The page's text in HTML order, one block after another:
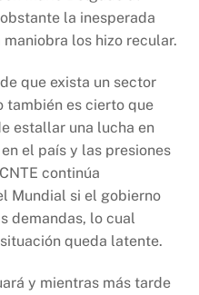
la inesperada
los hizo recular.
que exista un sector
también es cierto que
estallar una lucha en
el país y las presiones
continúa
Mundial si el gobierno
demandas, lo cual
queda latente.
y mientras más tarde